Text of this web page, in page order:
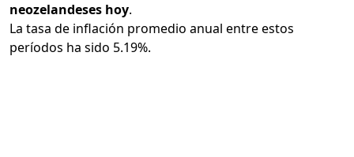
neozelandeses hoy.
La tasa de inflación promedio anual entre estos
períodos ha sido 5.19%.